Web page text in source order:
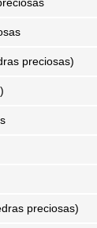
preciosas)
preciosas)